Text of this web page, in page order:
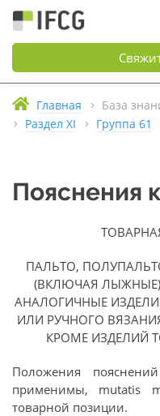
Главная База
Раздел XI
Группа 61
Пояснения
ПАЛЬТО,
(ВКЛЮЧАЯ
АНАЛОГИЧНЫЕ
ИЛИ РУЧНОГО
КРОМЕ ИЗДЕЛИЙ
Положения
применимы, mutatis
товарной позиции.